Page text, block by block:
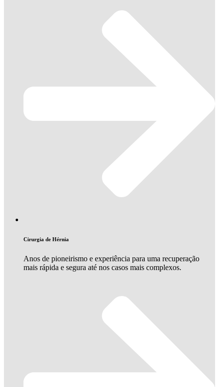
Cirurgia de Hérnia
Anos de pioneirismo e experiência para uma recuperação
mais rápida e segura até nos casos mais complexos.